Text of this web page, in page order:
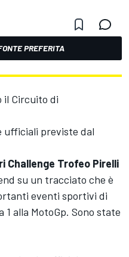
PREFERITA
il Circuito di
ufficiali previste dal
Challenge Trofeo Pirelli
su un tracciato che è
eventi sportivi di
1 alla MotoGp. Sono state